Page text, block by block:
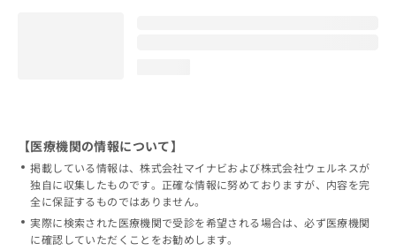
【医療機関の情報について】
掲載している情報は、株式会社マイナビおよび株式会社ウェルネスが
独自に収集したものです。正確な情報に努めておりますが、内容を完
全に保証するものではありません。
実際に検索された医療機関で受診を希望される場合は、必ず医療機関
に確認していただくことをお勧めします。